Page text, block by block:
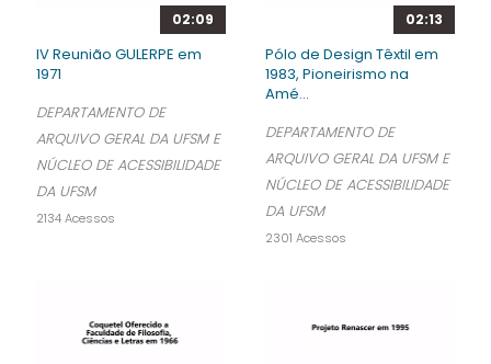
02:09
IV Reunião GULERPE em
1971
DEPARTAMENTO DE
ARQUIVO GERAL DA UFSM E
NÚCLEO DE ACESSIBILIDADE
DA UFSM
2134 Acessos
02:13
Pólo de Design Têxtil em
1983, Pioneirismo na
Amé...
DEPARTAMENTO DE
ARQUIVO GERAL DA UFSM E
NÚCLEO DE ACESSIBILIDADE
DA UFSM
2301 Acessos